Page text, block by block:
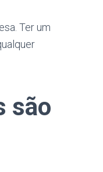
Ter um
são